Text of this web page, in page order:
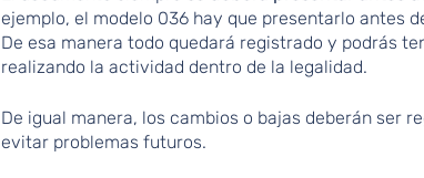
ejemplo, el modelo 036 hay que presentarlo antes
De esa manera todo quedará registrado y podrás
realizando la actividad dentro de la legalidad.
De igual manera, los cambios o bajas deberán ser
evitar problemas futuros.